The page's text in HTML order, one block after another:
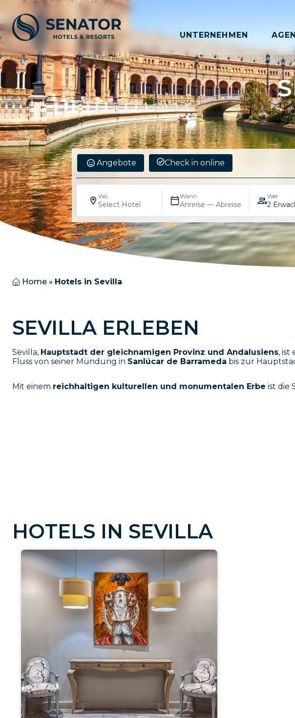
UNTERNEHMEN
Angebote Check in online
Wo
Select Hotel
Wann
Anreise — Abreise
Wer
2
Home » Hotels in Sevilla
SEVILLA ERLEBEN
Sevilla, Hauptstadt der gleichnamigen Provinz und Andalusiens, ist
Fluss von seiner Mündung in Sanlúcar de Barrameda bis zur
Mit einem reichhaltigen kulturellen und monumentalen Erbe ist die
HOTELS IN SEVILLA